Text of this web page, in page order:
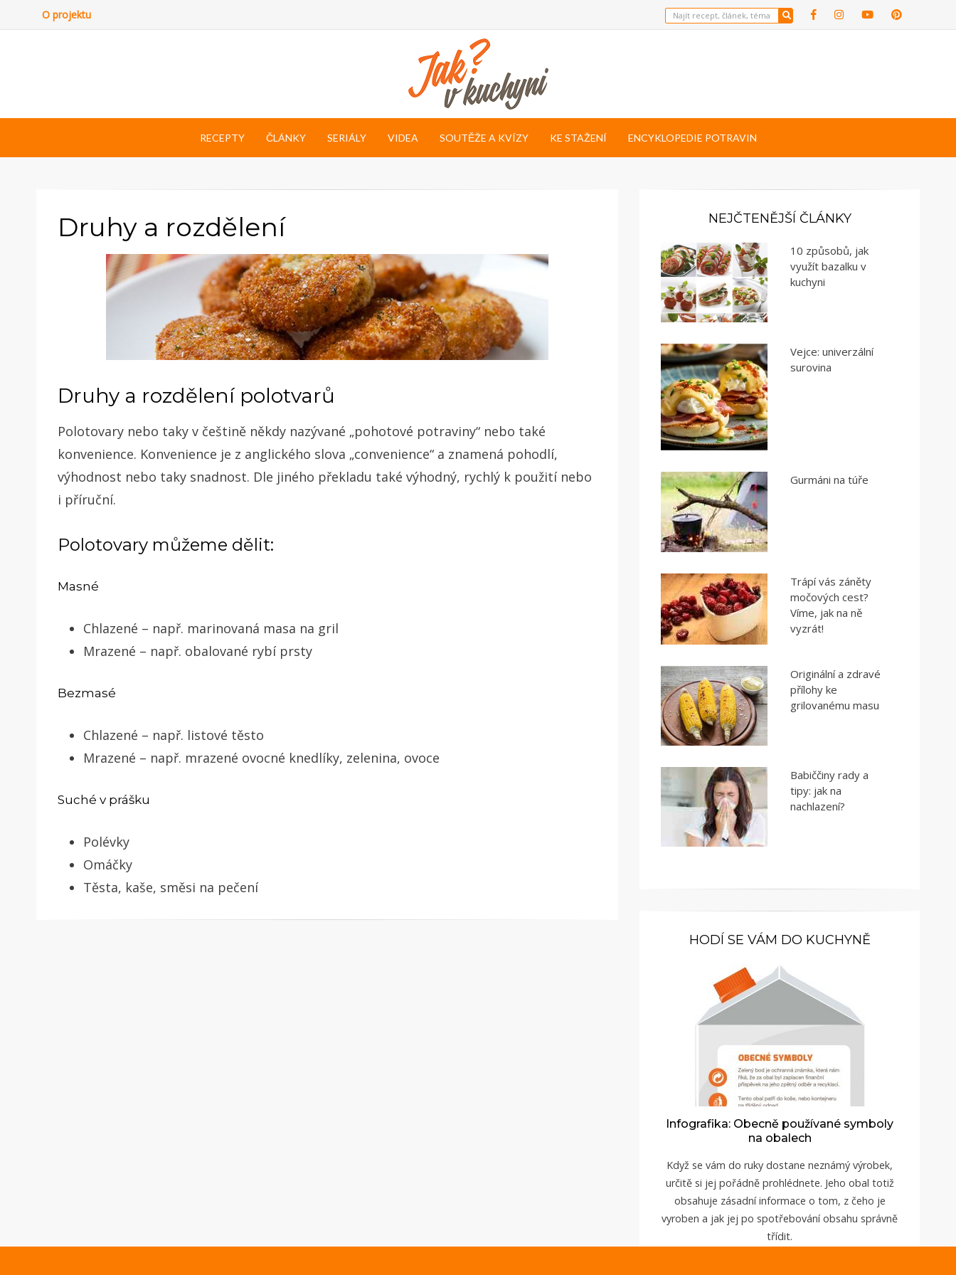
O projektu
RECEPTY ČLÁNKY SERIÁLY VIDEA SOUTĚŽE A KVÍZY KE STAŽENÍ ENCYKLOPEDIE POTRAVIN
Druhy a rozdělení
Druhy a rozdělení polotvarů
Polotovary nebo taky v češtině někdy nazývané „pohotové potraviny“ nebo také
konvenience. Konvenience je z anglického slova „convenience“ a znamená pohodlí,
výhodnost nebo taky snadnost. Dle jiného překladu také výhodný, rychlý k použití nebo
i příruční.
Polotovary můžeme dělit:
Masné
Chlazené – např. marinovaná masa na gril
Mrazené – např. obalované rybí prsty
Bezmasé
Chlazené – např. listové těsto
Mrazené – např. mrazené ovocné knedlíky, zelenina, ovoce
Suché v prášku
Polévky
Omáčky
Těsta, kaše, směsi na pečení
NEJČTENĚJŠÍ ČLÁNKY
10 způsobů, jak
využít bazalku v
kuchyni
Vejce: univerzální
surovina
Gurmáni na túře
Trápí vás záněty
močových cest?
Víme, jak na ně
vyzrát!
Originální a zdravé
přílohy ke
grilovanému masu
Babiččiny rady a
tipy: jak na
nachlazení?
HODÍ SE VÁM DO KUCHYNĚ
Infografika: Obecně používané symboly
na obalech
Když se vám do ruky dostane neznámý výrobek,
určitě si jej pořádně prohlédnete. Jeho obal totiž
obsahuje zásadní informace o tom, z čeho je
vyroben a jak jej po spotřebování obsahu správně
třídit.